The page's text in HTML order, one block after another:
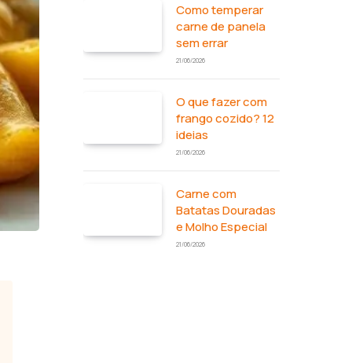
Como temperar
carne de panela
sem errar
21/06/2026
O que fazer com
frango cozido? 12
ideias
21/06/2026
Carne com
Batatas Douradas
e Molho Especial
21/06/2026